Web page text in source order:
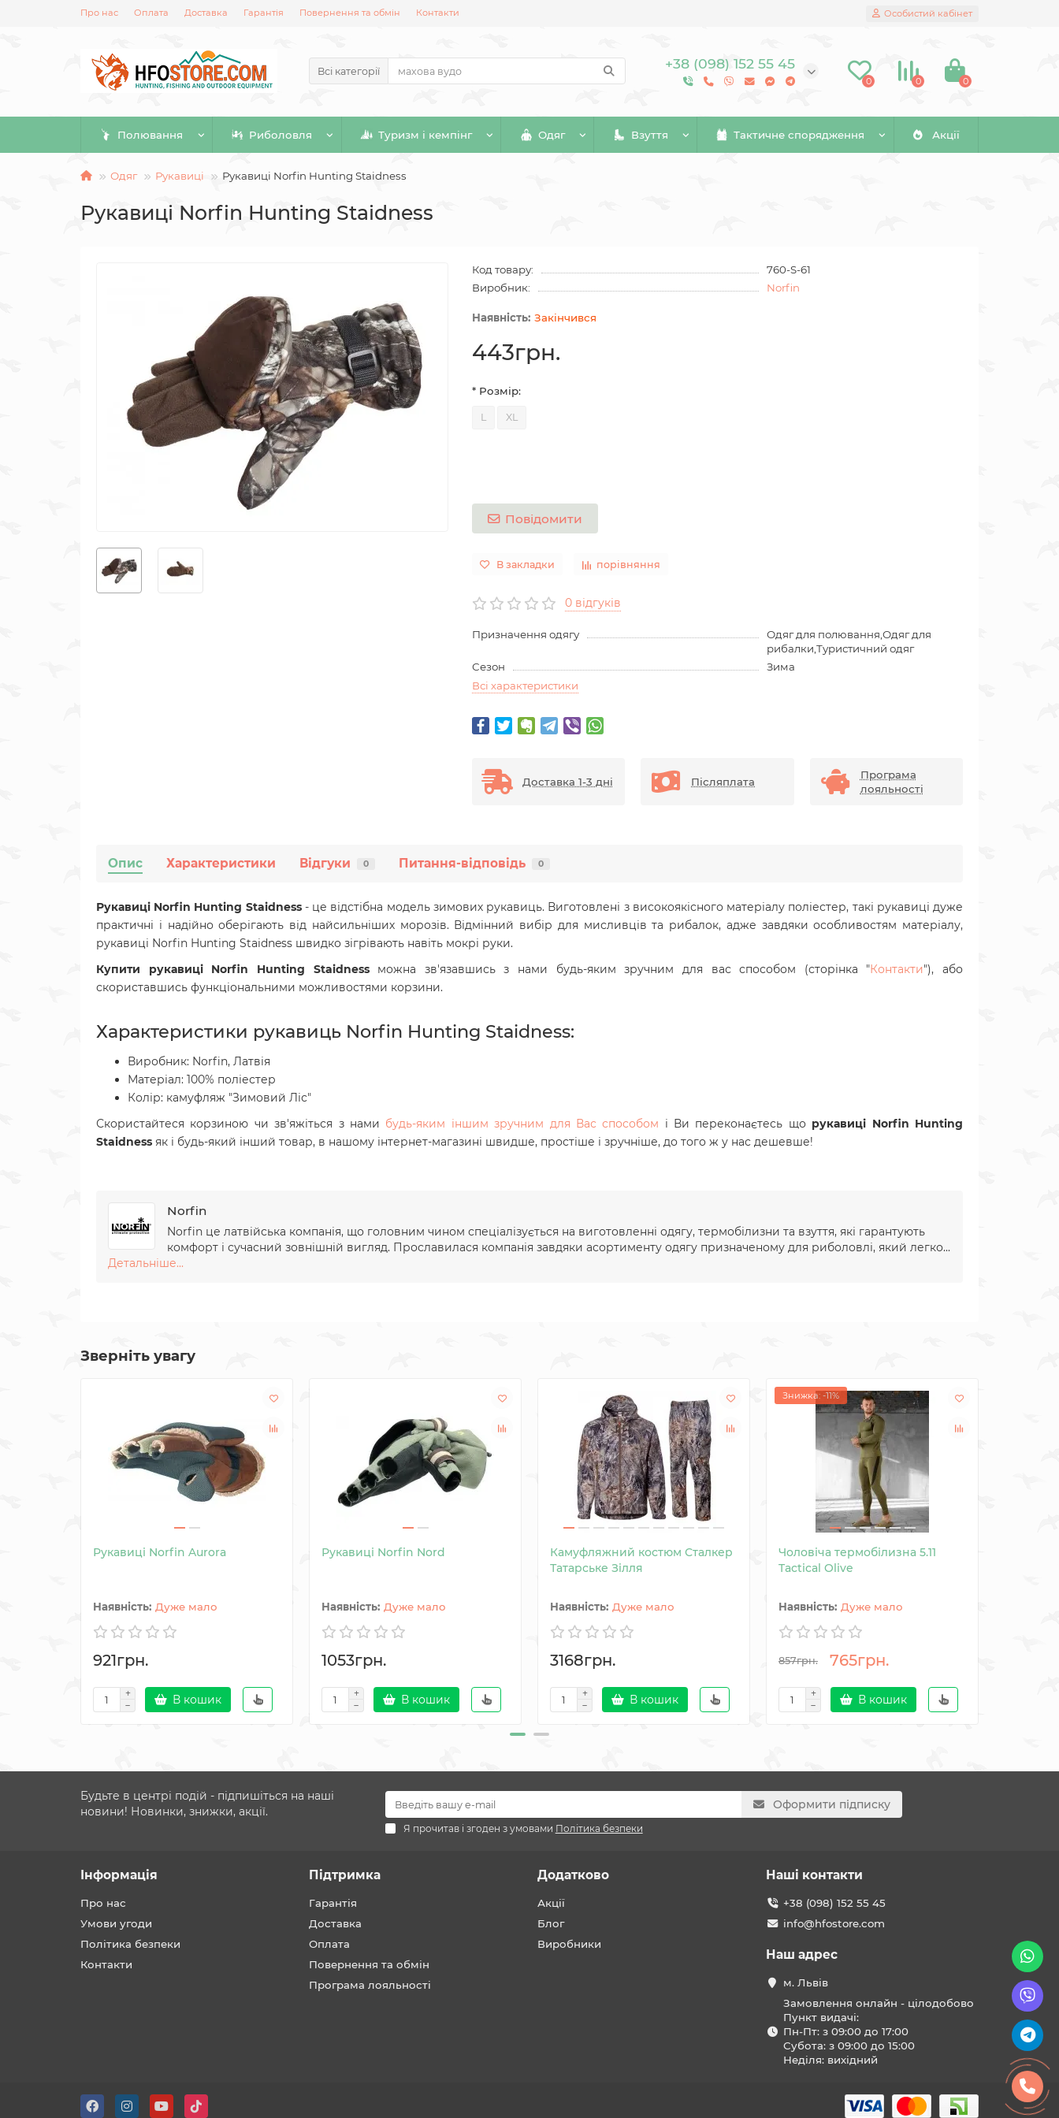
Про нас Оплата Доставка Гарантія Повернення та обмін Контакти Особистий кабінет
Всі категорії +38 (098) 152 55 45
0 0 0
Полювання Риболовля Туризм і кемпінг Одяг Взуття Тактичне спорядження Акції
Одяг Рукавиці Рукавиці Norfin Hunting Staidness
Рукавиці Norfin Hunting Staidness
Код товару:
760-S-61
Виробник:
Norfin
Закінчився
443грн.
* Розмір:
L XL
Повідомити
В закладки порівняння
0 відгуків
Призначення одягу
Одяг для полювання,Одяг для
рибалки,Туристичний одяг
Сезон
Зима
Всі характеристики
Доставка 1-3 дні Післяплата
Програма
лояльності
Опис Характеристики Відгуки 0 Питання-відповідь 0
Рукавиці Norfin Hunting Staidness- це відстібна модель зимових рукавиць. Виготовлені з високоякісного матеріалу поліестер, такі рукавиці дуже
практичні і надійно оберігають від найсильніших морозів. Відмінний вибір для мисливців та рибалок, адже завдяки особливостям матеріалу,
рукавиці Norfin Hunting Staidness швидко зігрівають навіть мокрі руки.
Купити рукавиці Norfin Hunting Staidness можна зв'язавшись з нами будь-яким зручним для вас способом (сторінка "Контакти"), або
скориставшись функціональними можливостями корзини.
Характеристики рукавиць Norfin Hunting Staidness:
Виробник: Norfin, Латвія
Матеріал: 100% поліестер
Колір: камуфляж "Зимовий Ліс"
Скористайтеся корзиною чи зв'яжіться з нами будь-яким іншим зручним для Вас способом і Ви переконаєтесь що рукавиці Norfin Hunting
Staidness як і будь-який інший товар, в нашому інтернет-магазині швидше, простіше і зручніше, до того ж у нас дешевше!
Norfin
Norfin це латвійська компанія, що головним чином спеціалізується на виготовленні одягу, термобілизни та взуття, які гарантують
комфорт і сучасний зовнішній вигляд. Прославилася компанія завдяки асортименту одягу призначеному для риболовлі, який легко...
Детальніше...
Зверніть увагу
Рукавиці Norfin Aurora
Дуже мало
921грн.
В кошик
Рукавиці Norfin Nord
Дуже мало
1053грн.
В кошик
Камуфляжний костюм Сталкер
Татарське Зілля
Дуже мало
3168грн.
В кошик
Знижка: -11%
Чоловіча термобілизна 5.11
Tactical Olive
Дуже мало
857грн. 765грн.
В кошик
Будьте в центрі подій - підпишіться на наші
новини! Новинки, знижки, акції.
Оформити підписку
Я прочитав і згоден з умовами Політика безпеки
Інформація
Про нас
Умови угоди
Політика безпеки
Контакти
Підтримка
Гарантія
Доставка
Оплата
Повернення та обмін
Програма лояльності
Додатково
Акції
Блог
Виробники
Наші контакти
+38 (098) 152 55 45
info@hfostore.com
Наш адрес
м. Львів
Замовлення онлайн - цілодобово
Пункт видачі:
Пн-Пт: з 09:00 до 17:00
Субота: з 09:00 до 15:00
Неділя: вихідний